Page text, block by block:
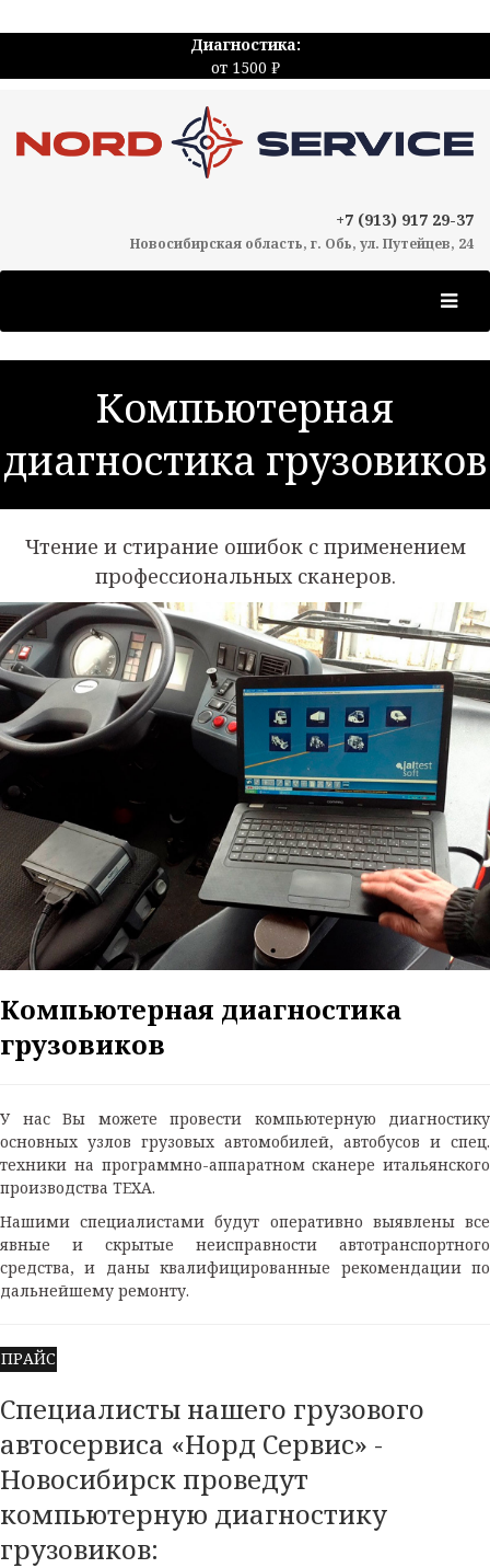
Диагностика:
от 1500 ₽
+7 (913) 917 29-37
Новосибирская область, г. Обь, ул. Путейцев, 24
Компьютерная
диагностика грузовиков
Чтение и стирание ошибок с применением
профессиональных сканеров.
Компьютерная диагностика
грузовиков
У нас Вы можете провести компьютерную диагностику
основных узлов грузовых автомобилей, автобусов и спец.
техники на программно-аппаратном сканере итальянского
производства TEXA.
Нашими специалистами будут оперативно выявлены все
явные и скрытые неисправности автотранспортного
средства, и даны квалифицированные рекомендации по
дальнейшему ремонту.
ПРАЙС
Специалисты нашего грузового
автосервиса «Норд Сервис» -
Новосибирск проведут
компьютерную диагностику
грузовиков: